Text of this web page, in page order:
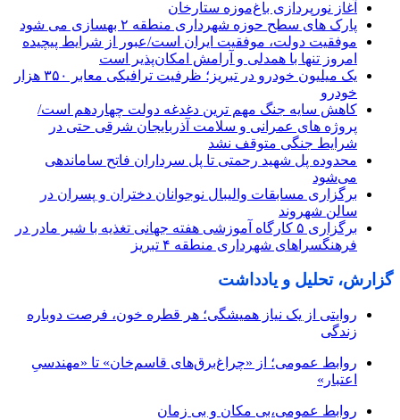
آغاز نورپردازی باغ‌موزه ستارخان
پارک های سطح حوزه شهرداری منطقه ۲ بهسازی می شود
موفقیت دولت، موفقیت ایران است/عبور از شرایط پیچیده
امروز تنها با همدلی و آرامش امکان‌پذیر است
یک میلیون خودرو در تبریز؛ ظرفیت ترافیکی معابر ۳۵۰ هزار
خودرو
کاهش سایه جنگ مهم ‌ترین دغدغه دولت چهاردهم است/
پروژه ‌های عمرانی و سلامت آذربایجان شرقی حتی در
شرایط جنگی متوقف نشد
محدوده پل شهید رحمتی تا پل سرداران فاتح ساماندهی
می‌شود
برگزاری مسابقات والیبال نوجوانان دختران و پسران در
سالن شهروند
برگزاری ۵ کارگاه آموزشی هفته جهانی تغذیه با شیر مادر در
فرهنگسراهای شهرداری منطقه ۴ تبریز
گزارش، تحلیل و یادداشت
روایتی از یک نیاز همیشگی؛ هر قطره خون، فرصت دوباره
زندگی
روابط عمومی؛ از «چراغ‌برق‌های قاسم‌خان» تا «مهندسیِ
اعتبار»
روابط عمومی،بی مکان و بی زمان